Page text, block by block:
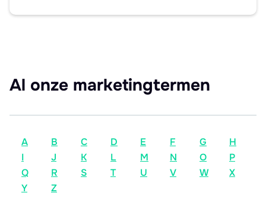
Al onze marketingtermen
A B C D E F G
H
I
J K L M N O
P
Q
R S T U V W
X
Y
Z